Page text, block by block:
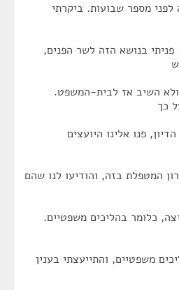
לפני מספר שבועות. ביקרתי
בנושא הזה לשר הפנים,
השיב אז לבית-המשפט.
כך
פנו אלינו היועצים
המטפלת בזה, והודיעו לנו שהם
כלומר בהליכים משפטיים.
משפטיים, והתייעצתי בענין